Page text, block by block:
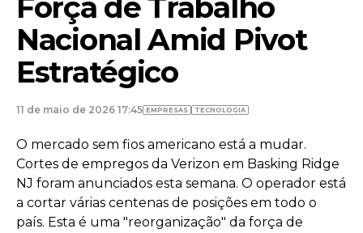
Força de Trabalho
Nacional Amid Pivot
Estratégico
11 de maio de 2026 17:45 EMPRESAS TECNOLOGIA
O mercado sem fios americano está a mudar.
Cortes de empregos da Verizon em Basking Ridge
NJ foram anunciados esta semana. O operador está
a cortar várias centenas de posições em todo o
país. Esta é uma "reorganização" da força de